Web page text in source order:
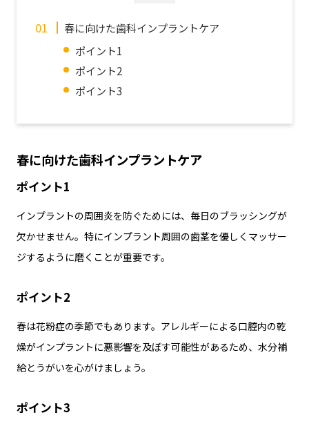
春に向けた歯科インプラントケア
ポイント1
ポイント2
ポイント3
春に向けた歯科インプラントケア
ポイント1
インプラントの周囲炎を防ぐためには、毎日のブラッシングが
欠かせません。特にインプラント周囲の歯茎を優しくマッサー
ジするように磨くことが重要です。
ポイント2
春は花粉症の季節でもあります。アレルギーによる口腔内の乾
燥がインプラントに悪影響を及ぼす可能性があるため、水分補
給とうがいを心がけましょう。
ポイント3